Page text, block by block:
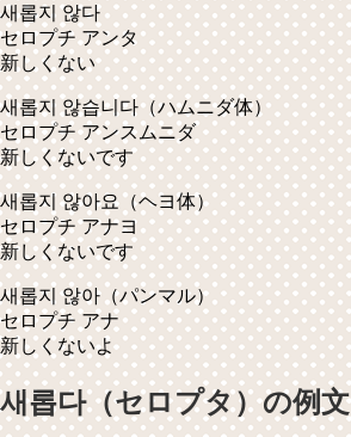
새롭지 않다
セロプチ アンタ
新しくない
새롭지 않습니다（ハムニダ体）
セロプチ アンスムニダ
新しくないです
새롭지 않아요（ヘヨ体）
セロプチ アナヨ
新しくないです
새롭지 않아（パンマル）
セロプチ アナ
新しくないよ
새롭다（セロプタ）の例文